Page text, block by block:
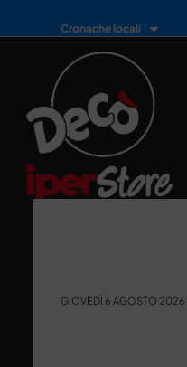
Cronache locali
GIOVEDÌ 6 AGOSTO 2026